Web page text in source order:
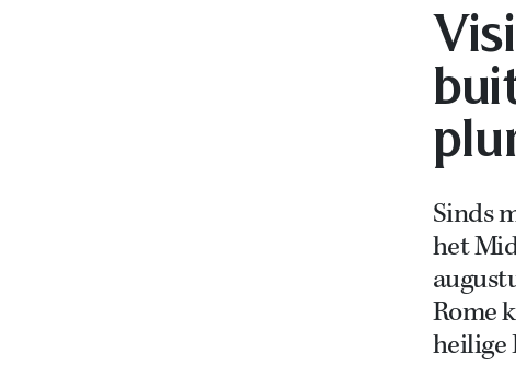
Sinds
het
Rome
heilige